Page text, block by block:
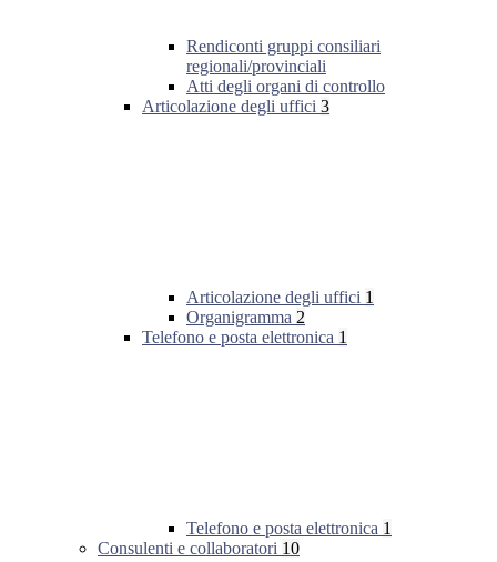
Rendiconti gruppi consiliari
regionali/provinciali
Atti degli organi di controllo
Articolazione degli uffici 3
Articolazione degli uffici 1
Organigramma 2
Telefono e posta elettronica 1
Telefono e posta elettronica 1
Consulenti e collaboratori 10